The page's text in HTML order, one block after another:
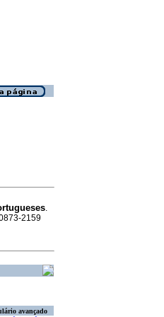
.
2159
avançado